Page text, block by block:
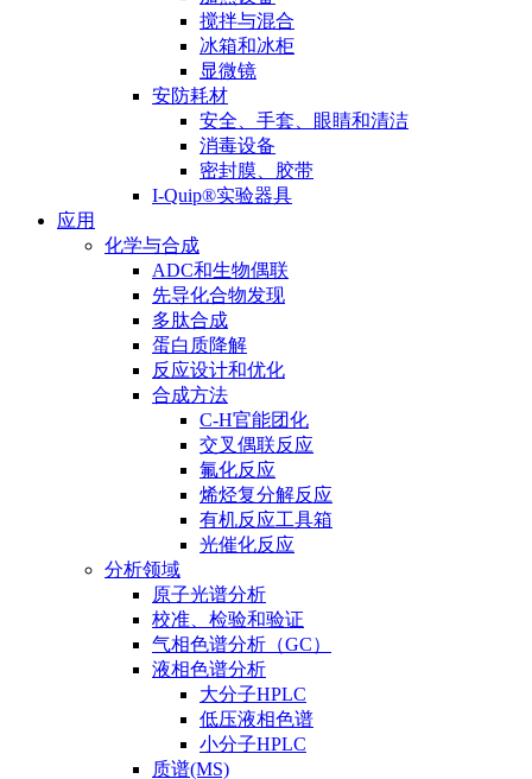
搅拌与混合
冰箱和冰柜
显微镜
安防耗材
安全、手套、眼睛和清洁
消毒设备
密封膜、胶带
I-Quip®️实验器具
应用
化学与合成
ADC和生物偶联
先导化合物发现
多肽合成
蛋白质降解
反应设计和优化
合成方法
C-H官能团化
交叉偶联反应
氟化反应
烯烃复分解反应
有机反应工具箱
光催化反应
分析领域
原子光谱分析
校准、检验和验证
气相色谱分析（GC）
液相色谱分析
大分子HPLC
低压液相色谱
小分子HPLC
质谱(MS)